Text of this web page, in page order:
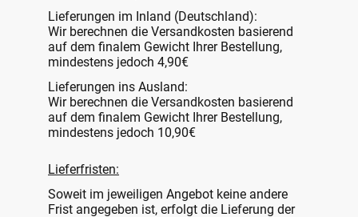
Lieferungen im Inland (Deutschland):
Wir berechnen die Versandkosten basierend
auf dem finalem Gewicht Ihrer Bestellung,
mindestens jedoch 4,90€
Lieferungen ins Ausland:
Wir berechnen die Versandkosten basierend
auf dem finalem Gewicht Ihrer Bestellung,
mindestens jedoch 10,90€
Lieferfristen:
Soweit im jeweiligen Angebot keine andere
Frist angegeben ist, erfolgt die Lieferung der